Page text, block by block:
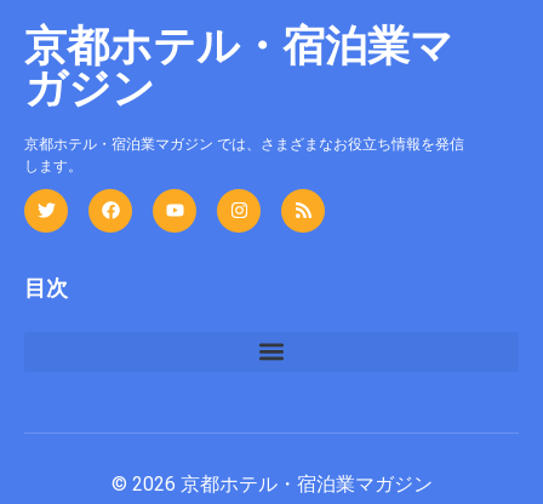
京都ホテル・宿泊業マ
ガジン
京都ホテル・宿泊業マガジン では、さまざまなお役立ち情報を発信
します。
目次
© 2026 京都ホテル・宿泊業マガジン